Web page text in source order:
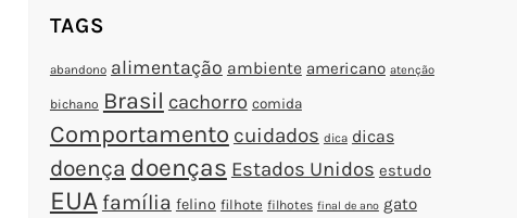
TAGS
abandono alimentação ambiente americano atenção
bichano Brasil cachorro comida
Comportamento cuidados dica dicas
doença doenças Estados Unidos estudo
EUA família felino filhote filhotes final de ano gato